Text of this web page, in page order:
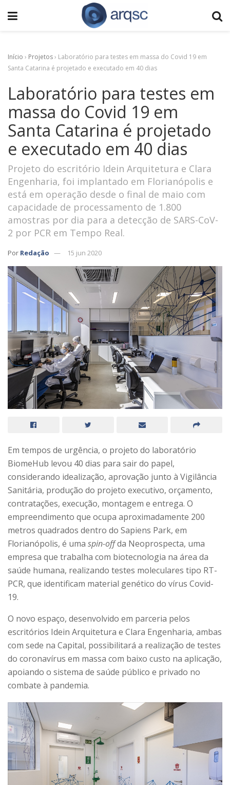
Início › Projetos› Laboratório para testes em massa do Covid 19 em
Santa Catarina é projetado e executado em 40 dias
Laboratório para testes em
massa do Covid 19 em
Santa Catarina é projetado
e executado em 40 dias
Projeto do escritório Idein Arquitetura e Clara
Engenharia, foi implantado em Florianópolis e
está em operação desde o final de maio com
capacidade de processamento de 1.800
amostras por dia para a detecção de SARS-CoV-
2 por PCR em Tempo Real.
Por Redação 15 jun 2020
Em tempos de urgência, o projeto do laboratório
BiomeHub levou 40 dias para sair do papel,
considerando idealização, aprovação junto à Vigilância
Sanitária, produção do projeto executivo, orçamento,
contratações, execução, montagem e entrega. O
empreendimento que ocupa aproximadamente 200
metros quadrados dentro do Sapiens Park, em
Florianópolis, é uma spin-offda Neoprospecta, uma
empresa que trabalha com biotecnologia na área da
saúde humana, realizando testes moleculares tipo RT-
PCR, que identificam material genético do vírus Covid-
19.
O novo espaço, desenvolvido em parceria pelos
escritórios Idein Arquitetura e Clara Engenharia, ambas
com sede na Capital, possibilitará a realização de testes
do coronavírus em massa com baixo custo na aplicação,
apoiando o sistema de saúde público e privado no
combate à pandemia.